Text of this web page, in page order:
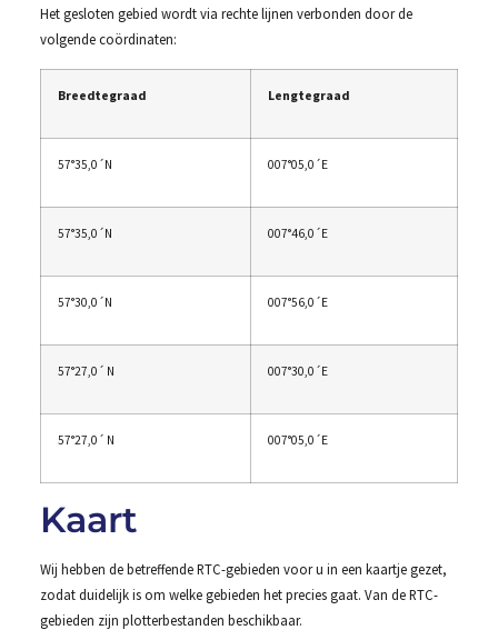
Het gesloten gebied wordt via rechte lijnen verbonden door de
volgende coördinaten:
Breedtegraad Lengtegraad
57°35,0´N 007°05,0´E
57°35,0´N 007°46,0´E
57°30,0´N 007°56,0´E
57°27,0´ N 007°30,0´E
57°27,0´ N 007°05,0´E
Kaart
Wij hebben de betreffende RTC-gebieden voor u in een kaartje gezet,
zodat duidelijk is om welke gebieden het precies gaat. Van de RTC-
gebieden zijn plotterbestanden beschikbaar.